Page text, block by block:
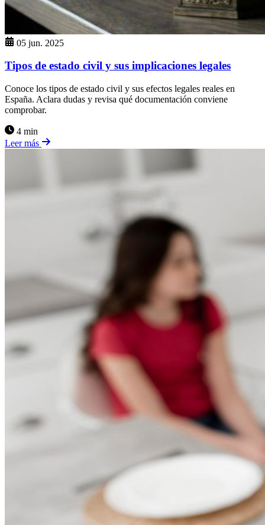
05 jun. 2025
Tipos de estado civil y sus implicaciones legales
Conoce los tipos de estado civil y sus efectos legales reales en
España. Aclara dudas y revisa qué documentación conviene
comprobar.
4 min
Leer más